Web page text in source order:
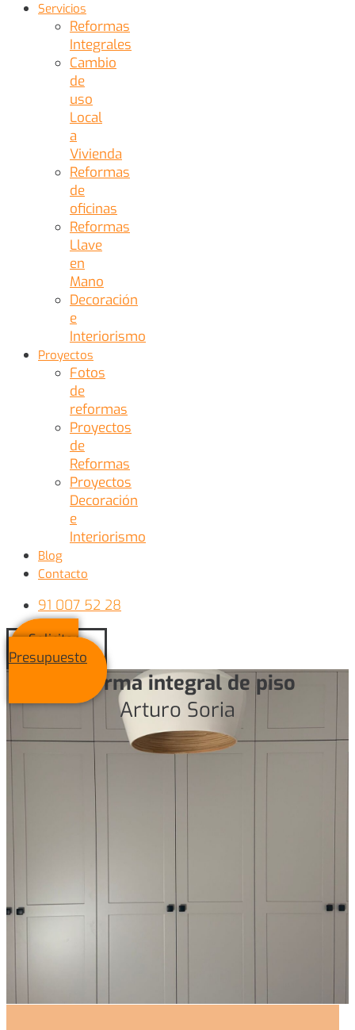
Servicios
Reformas
Integrales
Cambio
de
uso
Local
a
Vivienda
Reformas
de
oficinas
Reformas
Llave
en
Mano
Decoración
e
Interiorismo
Proyectos
Fotos
de
reformas
Proyectos
de
Reformas
Proyectos
Decoración
e
Interiorismo
Blog
Contacto
91 007 52 28
Solicitar
Presupuesto
Reforma integral de piso
Arturo Soria